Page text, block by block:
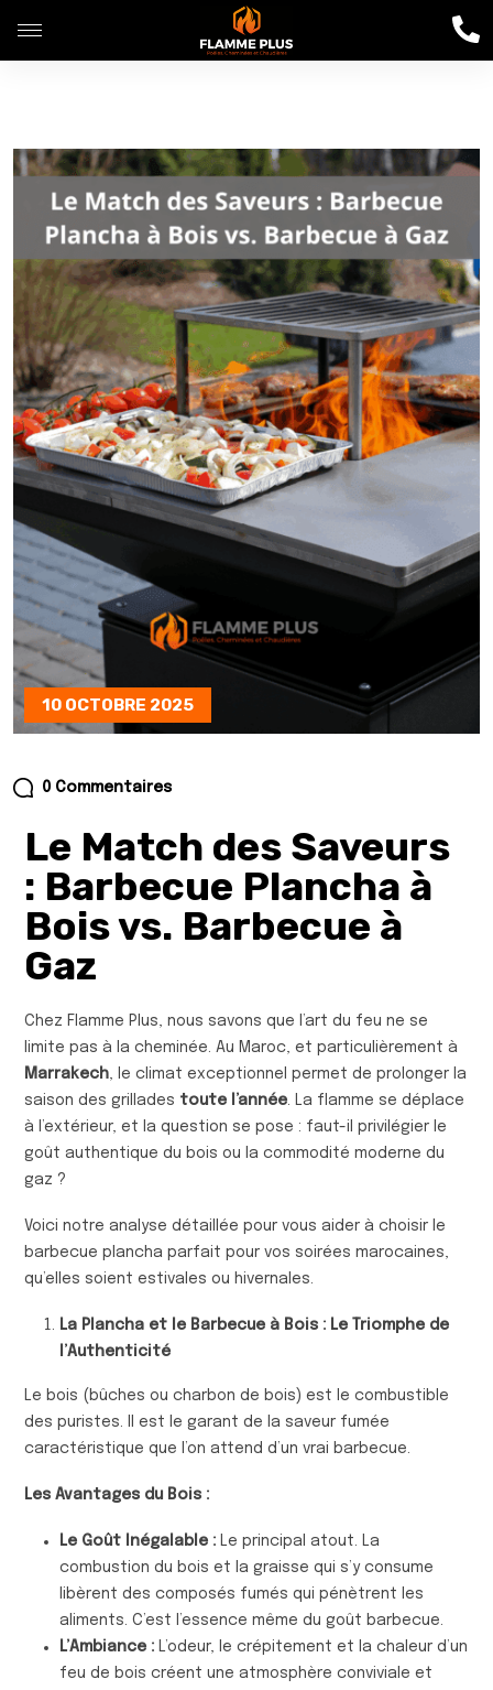
10 OCTOBRE 2025
0 Commentaires
Le Match des Saveurs
: Barbecue Plancha à
Bois vs. Barbecue à
Gaz
Chez Flamme Plus, nous savons que l’art du feu ne se
limite pas à la cheminée. Au Maroc, et particulièrement à
Marrakech , le climat exceptionnel permet de prolonger la
saison des grillades toute l’année . La flamme se déplace
à l’extérieur, et la question se pose : faut-il privilégier le
goût authentique du bois ou la commodité moderne du
gaz ?
Voici notre analyse détaillée pour vous aider à choisir le
barbecue plancha parfait pour vos soirées marocaines,
qu’elles soient estivales ou hivernales.
La Plancha et le Barbecue à Bois : Le Triomphe de
l’Authenticité
Le bois (bûches ou charbon de bois) est le combustible
des puristes. Il est le garant de la saveur fumée
caractéristique que l’on attend d’un vrai barbecue.
Les Avantages du Bois :
Le Goût Inégalable : Le principal atout. La
combustion du bois et la graisse qui s’y consume
libèrent des composés fumés qui pénètrent les
aliments. C’est l’essence même du goût barbecue.
L’Ambiance : L’odeur, le crépitement et la chaleur d’un
feu de bois créent une atmosphère conviviale et